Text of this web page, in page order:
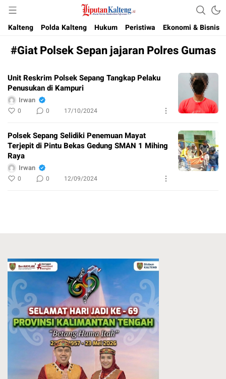
Liputan Kalteng
Akurat, Terpercaya & Independent
Kalteng
Polda Kalteng Hukum Peristiwa Ekonomi & Bisnis
#Giat Polsek Sepan jajaran Polres Gumas
Unit Reskrim Polsek Sepang Tangkap Pelaku
Penusukan di Kampuri
Irwan
0 0 17/10/2024
Polsek Sepang Selidiki Penemuan Mayat
Terjepit di Pintu Bekas Gedung SMAN 1 Mihing
Raya
Irwan
0 0 12/09/2024